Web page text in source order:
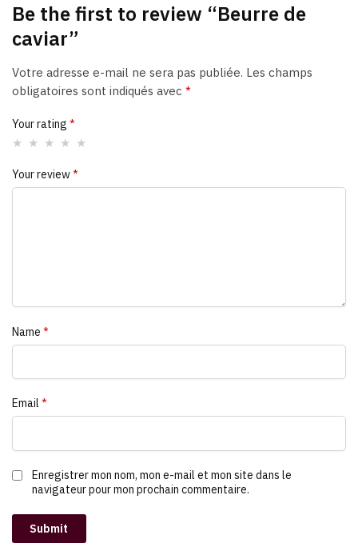
Be the first to review “Beurre de
caviar”
Votre adresse e-mail ne sera pas publiée. Les champs
obligatoires sont indiqués avec *
Your rating *
Your review*
Name *
Email *
Enregistrer mon nom, mon e-mail et mon site dans le
navigateur pour mon prochain commentaire.